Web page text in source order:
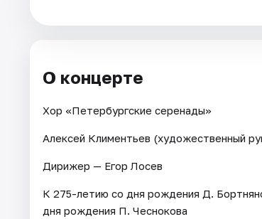
О концерте
Хор «Петербургские серенады»
Алексей Климентьев (художественный
Дирижер — Егор Лосев
К 275-летию со дня рождения Д.
дня рождения П. Чеснокова